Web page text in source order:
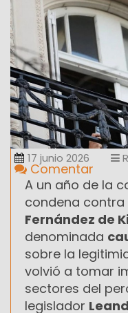
17 junio 2026
Comentar
A un año de la
condena contra
Fernández de
denominada
sobre la
volvió a tomar
sectores del
legislador